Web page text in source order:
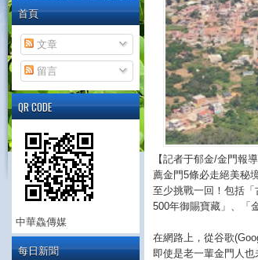
【記者于郁金/金門報
薦金門5條必走絕美秘
至少挑戰一回！包括
500年御賜寶藏」、「
在網路上，從谷歌
即使是老一輩金門人
首頁
文章
留言
QR CODE
中華鱻傳媒
每日新聞